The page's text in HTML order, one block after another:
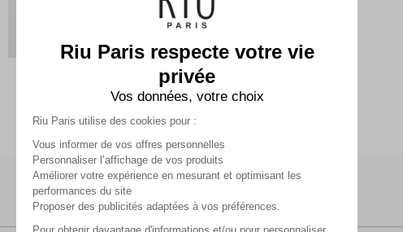
Chemisier manches longues
imprimé à fleurs
59,99 € 29,99 €
Riu Paris respecte votre vie
privée
Vos données, votre choix
Riu Paris utilise des cookies pour :
Vous informer de vos offres personnelles
Personnaliser l’affichage de vos produits
Améliorer votre expérience en mesurant et optimisant les
performances du site
Proposer des publicités adaptées à vos préférences.